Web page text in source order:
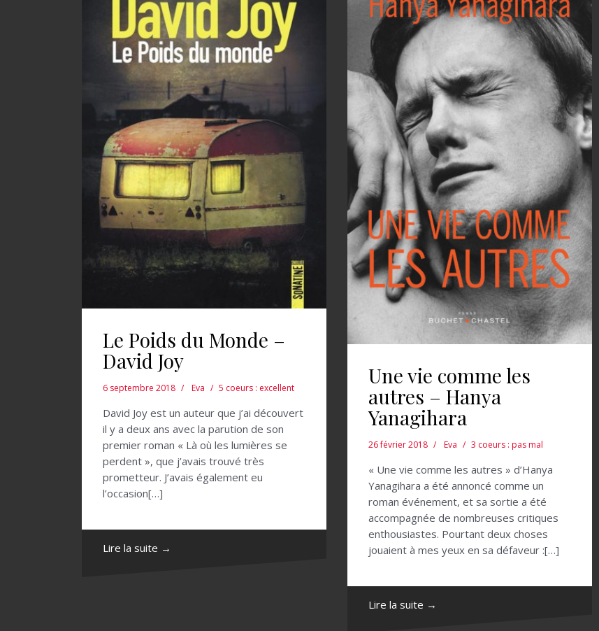
Le Poids du Monde –
David Joy
6 septembre 2018 Eva 5 coeurs : excellent
David Joy est un auteur que j’ai découvert
il y a deux ans avec la parution de son
premier roman « Là où les lumières se
perdent », que j’avais trouvé très
prometteur. J’avais également eu
l’occasion[…]
Lire la suite →
Une vie comme les
autres – Hanya
Yanagihara
26 février 2018 Eva 3 coeurs : pas mal
« Une vie comme les autres » d’Hanya
Yanagihara a été annoncé comme un
roman événement, et sa sortie a été
accompagnée de nombreuses critiques
enthousiastes. Pourtant deux choses
jouaient à mes yeux en sa défaveur :[…]
Lire la suite →